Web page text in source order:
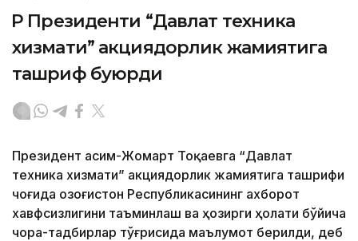
ҚР Президенти “Давлат техника
хизмати” акциядорлик жамиятига
ташриф буюрди
Президент Қасим-Жомарт Тоқаевга “Давлат
техника хизмати” акциядорлик жамиятига ташрифи
чоғида Қозоғистон Республикасининг ахборот
хавфсизлигини таъминлаш ва ҳозирги ҳолати бўйича
чора-тадбирлар тўғрисида маълумот берилди, деб